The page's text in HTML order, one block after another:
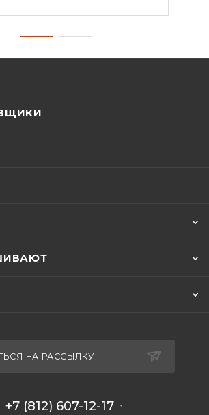
НА РАССЫЛКУ
+7 (812) 607-12-17